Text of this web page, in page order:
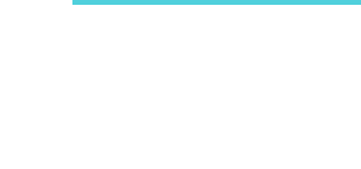
Auteur d’œuvre